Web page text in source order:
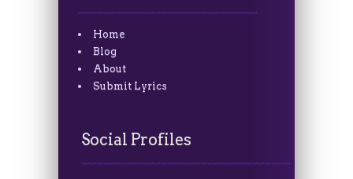
Home
Blog
About
Submit Lyrics
Social Profiles